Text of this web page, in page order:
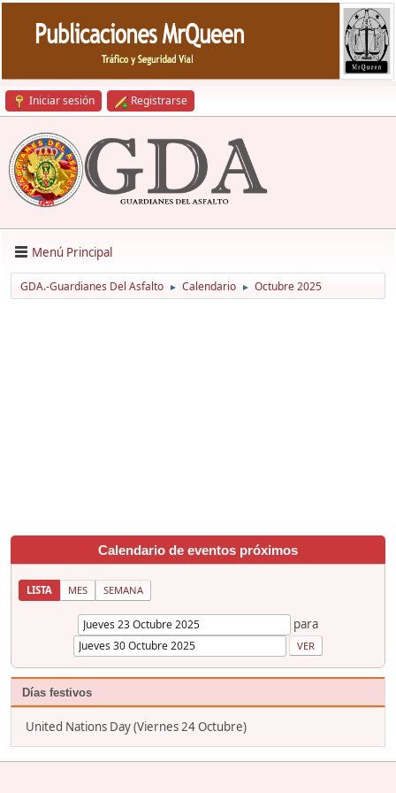
Iniciar sesión Registrarse
Menú Principal
GDA.-Guardianes Del Asfalto ► Calendario ► Octubre 2025
Calendario de eventos próximos
LISTA MES SEMANA
para
Días festivos
United Nations Day (Viernes 24 Octubre)